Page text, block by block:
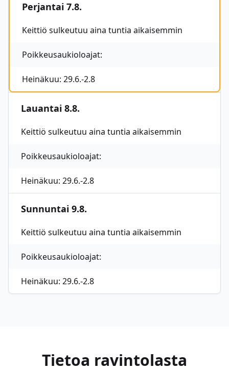
Perjantai 7.8.
Keittiö sulkeutuu aina tuntia aikaisemmin
Poikkeusaukioloajat:
Heinäkuu: 29.6.-2.8
Lauantai 8.8.
Keittiö sulkeutuu aina tuntia aikaisemmin
Poikkeusaukioloajat:
Heinäkuu: 29.6.-2.8
Sunnuntai 9.8.
Keittiö sulkeutuu aina tuntia aikaisemmin
Poikkeusaukioloajat:
Heinäkuu: 29.6.-2.8
Tietoa ravintolasta